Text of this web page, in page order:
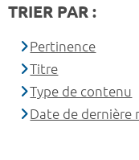
TRIER PAR :
Pertinence
Titre
Type de contenu
Date de dernière